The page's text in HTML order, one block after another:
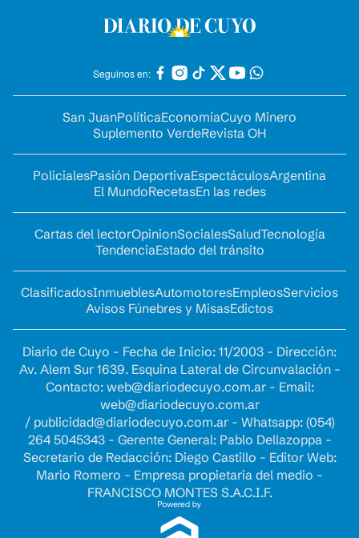
Seguinos en:
San JuanPolíticaEconomíaCuyo Minero
Suplemento VerdeRevista OH
PolicialesPasión DeportivaEspectáculosArgentina
El MundoRecetasEn las redes
Cartas del lectorOpinionSocialesSaludTecnología
TendenciaEstado del tránsito
ClasificadosInmueblesAutomotoresEmpleosServicios
Avisos Fúnebres y MisasEdictos
Diario de Cuyo - Fecha de Inicio: 11/2003 - Dirección:
Av. Alem Sur 1639. Esquina Lateral de Circunvalación -
Contacto: web@diariodecuyo.com.ar- Email:
web@diariodecuyo.com.ar
/ publicidad@diariodecuyo.com.ar- Whatsapp: (054)
264 5045343 - Gerente General: Pablo Dellazoppa -
Secretario de Redacción: Diego Castillo - Editor Web:
Mario Romero - Empresa propietaria del medio -
FRANCISCO MONTES S.A.C.I.F.